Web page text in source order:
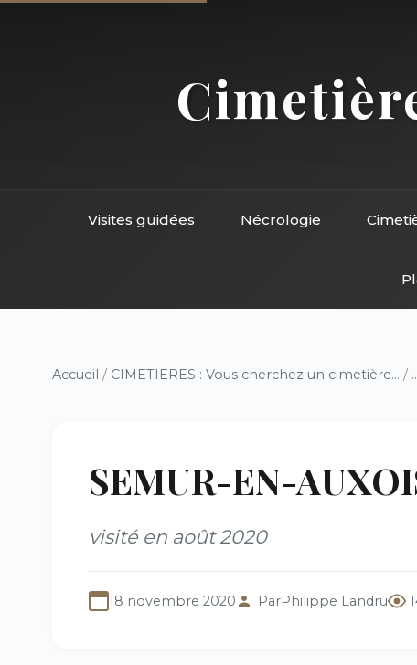
Visites guidées Nécrologie
Accueil / CIMETIERES : Vous cherchez un cimetière... /
SEMUR-EN-
visité en août 2020
18 novembre 2020 ParPhilippe Landru